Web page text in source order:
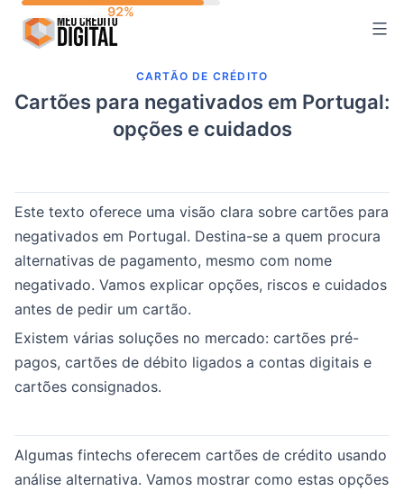
CARTÃO DE CRÉDITO
Cartões para negativados em Portugal:
opções e cuidados
Este texto oferece uma visão clara sobre cartões para
negativados em Portugal. Destina-se a quem procura
alternativas de pagamento, mesmo com nome
negativado. Vamos explicar opções, riscos e cuidados
antes de pedir um cartão.
Existem várias soluções no mercado: cartões pré-
pagos, cartões de débito ligados a contas digitais e
cartões consignados.
Algumas fintechs oferecem cartões de crédito usando
análise alternativa. Vamos mostrar como estas opções